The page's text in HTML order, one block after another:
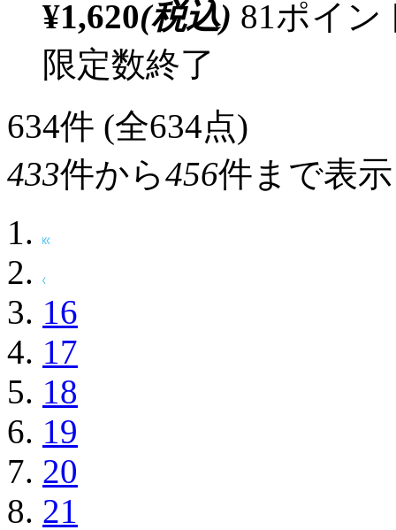
¥1,620(税込) 81ポイ
限定数終了
634件 (全634点)
433件から456件まで表示
16
17
18
19
20
21